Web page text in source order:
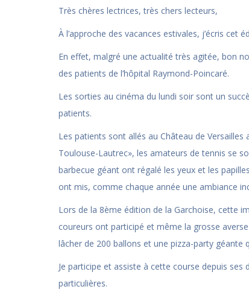
Très chères lectrices, très chers lecteurs,
À l’approche des vacances estivales, j’écris cet
En effet, malgré une actualité très agitée, bon
des patients de l’hôpital Raymond-Poincaré.
Les sorties au cinéma du lundi soir sont un
patients.
Les patients sont allés au Château de
Toulouse-Lautrec», les amateurs de tennis se
barbecue géant ont régalé les yeux et les
ont mis, comme chaque année une ambiance
Lors de la 8ème édition de la Garchoise, cette
coureurs ont participé et même la grosse averse
lâcher de 200 ballons et une pizza-party géante
Je participe et assiste à cette course depuis
particulières.